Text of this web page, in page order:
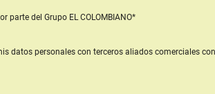
parte del Grupo EL COLOMBIANO*
datos personales con terceros aliados comerciales